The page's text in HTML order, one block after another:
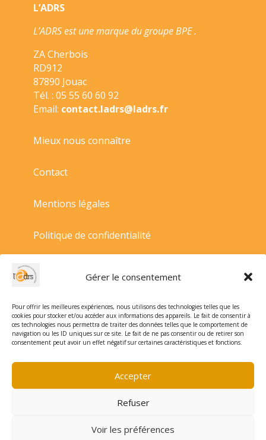
Gérer le consentement
Pour offrir les meilleures expériences, nous utilisons des technologies telles que les
cookies pour stocker et/ou accéder aux informations des appareils. Le fait de consentir à
ces technologies nous permettra de traiter des données telles que le comportement de
navigation ou les ID uniques sur ce site. Le fait de ne pas consentir ou de retirer son
consentement peut avoir un effet négatif sur certaines caractéristiques et fonctions.
Accepter
Refuser
Voir les préférences
L’ADRS
L’ADRS est une marque du groupe BPE .
ZA Cherbois
RD912
87890 Jouac
Tél. : 05 55 60 60 92
Email: contact.ladrs@ladrs.fr
Mieux nous connaître
Contact
Mentions légales
Politique de confidentialité
Politique de cookies